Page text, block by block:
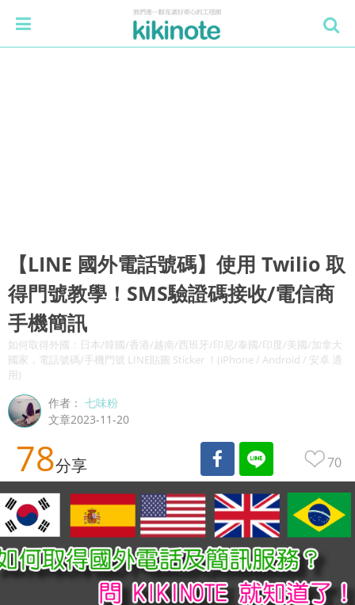
【LINE 國外電話號碼】使用 Twilio 取
得門號教學！SMS驗證碼接收/電信商
手機簡訊
如何取得外國：日本/韓國/香港/越南/西班牙/印尼/泰國/印度/美國/加拿大
國家，電話號碼/手機門號 LINE貼圖 Sticker ！(iPhone / Android / 安卓 適
用)
作者：七味粉
文章2023-11-20
78分享 70